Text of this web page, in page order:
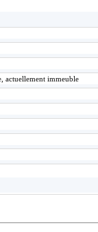
actuellement immeuble